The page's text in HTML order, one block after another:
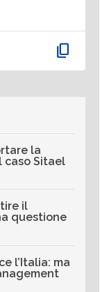
content_copy
la
caso Sitael
il
questione
l’Italia: ma